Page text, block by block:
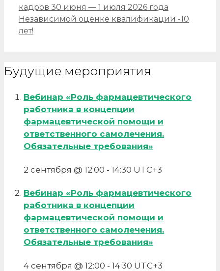
кадров 30 июня — 1 июля 2026 года
Независимой оценке квалификации -10
лет!
Будущие мероприятия
Вебинар «Роль фармацевтического
работника в концепции
фармацевтической помощи и
ответственного самолечения.
Обязательные требования»
2 сентября @ 12:00 - 14:30 UTC+3
Вебинар «Роль фармацевтического
работника в концепции
фармацевтической помощи и
ответственного самолечения.
Обязательные требования»
4 сентября @ 12:00 - 14:30 UTC+3